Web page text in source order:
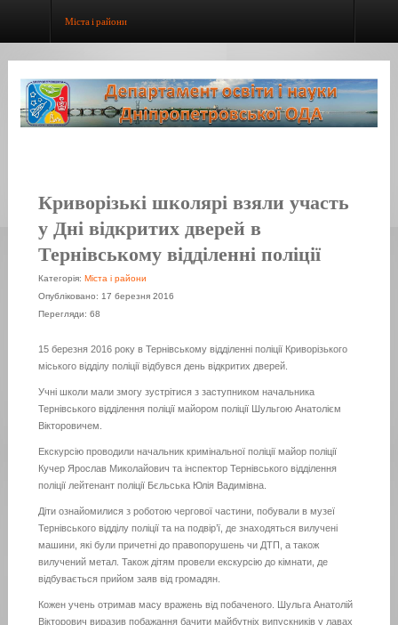
Міста і райони
Криворізькі школярі взяли участь
у Дні відкритих дверей в
Тернівському відділенні поліції
Категорія: Міста і райони
Опубліковано: 17 березня 2016
Перегляди: 68
15 березня 2016 року в Тернівському відділенні поліції Криворізького
міського відділу поліції відбувся день відкритих дверей.
Учні школи мали змогу зустрітися з заступником начальника
Тернівського відділення поліції майором поліції Шульгою Анатолієм
Вікторовичем.
Екскурсію проводили начальник кримінальної поліції майор поліції
Кучер Ярослав Миколайович та інспектор Тернівського відділення
поліції лейтенант поліції Бєльська Юлія Вадимівна.
Діти ознайомилися з роботою чергової частини, побували в музеї
Тернівського відділу поліції та на подвір’ї, де знаходяться вилучені
машини, які були причетні до правопорушень чи ДТП, а також
вилучений метал. Також дітям провели екскурсію до кімнати, де
відбувається прийом заяв від громадян.
Кожен учень отримав масу вражень від побаченого. Шульга Анатолій
Вікторович виразив побажання бачити майбутніх випускників у лавах